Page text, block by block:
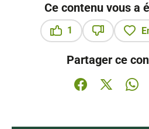
Ce contenu vous a
1
Partager ce
Partager sur
Partager